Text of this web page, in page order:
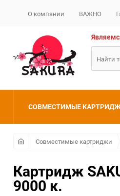
О компании ВАЖНО
Brother
Epson
СОВМЕСТИМЫЕ
Совместимые картриджи
Картридж
9000 к.